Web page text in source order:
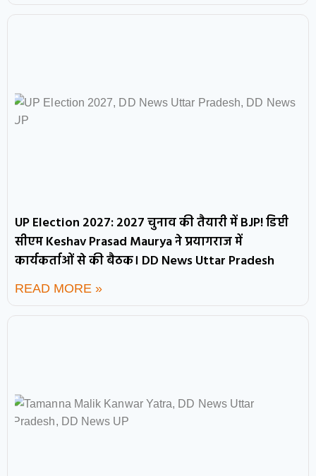
UP Election 2027: 2027 चुनाव की तैयारी में BJP! डिप्टी
सीएम Keshav Prasad Maurya ने प्रयागराज में
कार्यकर्ताओं से की बैठक। DD News Uttar Pradesh
READ MORE »